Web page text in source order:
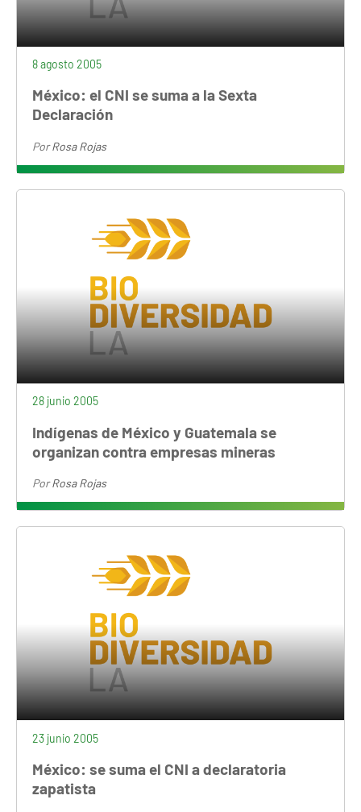
8 agosto 2005
México: el CNI se suma a la Sexta
Declaración
PorRosa Rojas
28 junio 2005
Indígenas de México y Guatemala se
organizan contra empresas mineras
PorRosa Rojas
23 junio 2005
México: se suma el CNI a declaratoria
zapatista